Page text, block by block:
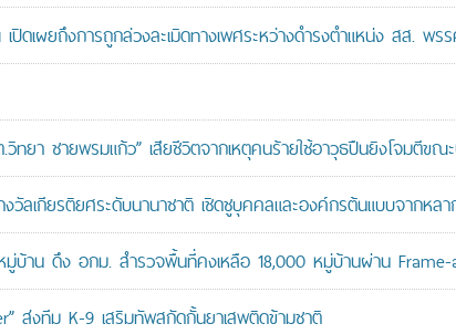
ผยถึงการถูกล่วงละเมิดทางเพศระหว่างดำรงตำแหน่ง สส. พรร
า ชายพรมแก้ว” เสียชีวิตจากเหตุคนร้ายใช้อาวุธปืนยิงโจมตีขณ
วัลเกียรติยศระดับนานาชาติ เชิดชูบุคคลและองค์กรต้นแบบจากหล
าน ดึง อกม. สำรวจพื้นที่คงเหลือ 18,000 หมู่บ้านผ่าน
ส่งทีม K-9 เสริมทัพสกัดกั้นยาเสพติดข้ามชาติ